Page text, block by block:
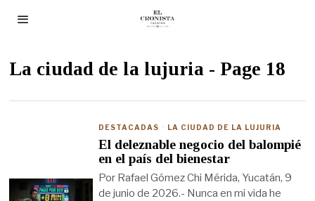
La ciudad de la lujuria - Page 18
DESTACADAS · LA CIUDAD DE LA LUJURIA
El deleznable negocio del balompié
en el país del bienestar
Por Rafael Gómez Chi Mérida, Yucatán, 9
de junio de 2026.- Nunca en mi vida he